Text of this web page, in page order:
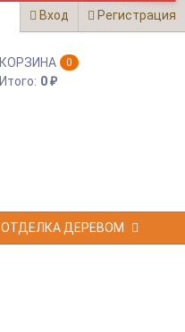
Вход Регистрация
КОРЗИНА 0
Итого: 0₽
ОТДЕЛКА ДЕРЕВОМ